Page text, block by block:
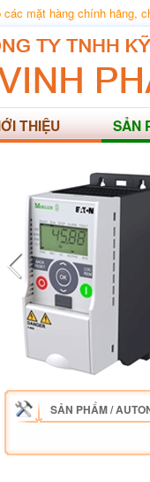
mặt hàng chính hãng,
THIỆU SẢN
SẢN PHẨM/